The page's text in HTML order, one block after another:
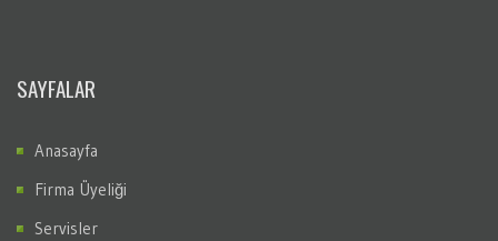
SAYFALAR
Anasayfa
Firma Üyeliği
Servisler